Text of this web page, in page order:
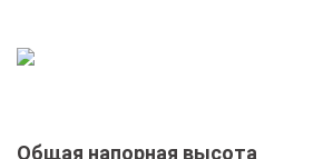
Общая напорная высота